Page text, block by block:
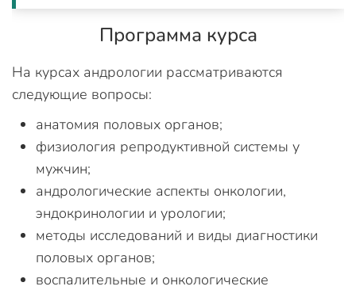
Программа курса
На курсах андрологии рассматриваются
следующие вопросы:
анатомия половых органов;
физиология репродуктивной системы у
мужчин;
андрологические аспекты онкологии,
эндокринологии и урологии;
методы исследований и виды диагностики
половых органов;
воспалительные и онкологические